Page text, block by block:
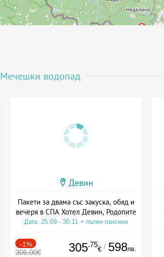
Мечешки водопад
Девин
Пакети за двама със закуска, обяд и
вечеря в СПА Хотел Девин, Родопите
Дата: 25.09 - 30.11 + пълен пансион
-1%
306.00€ 305.75
€ / 598лв.